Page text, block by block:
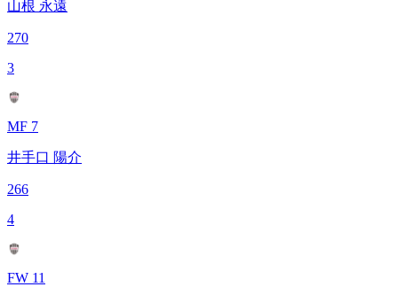
山根 永遠
270
3
MF 7
井手口 陽介
266
4
FW 11